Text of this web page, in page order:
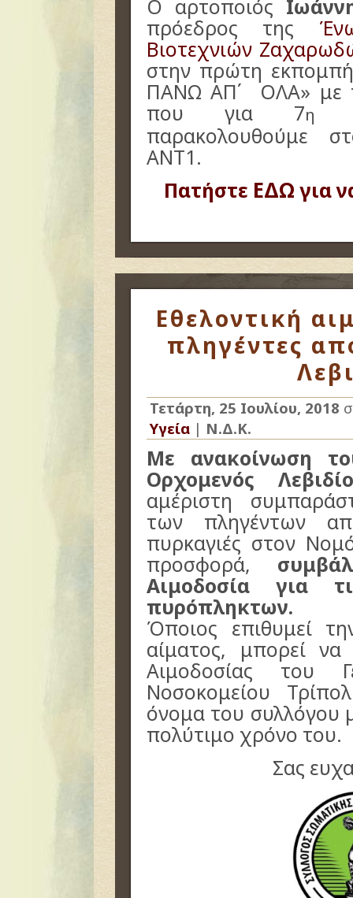
Ο αρτοποιός
πρόεδρος της
Βιοτεχνιών
στην πρώτη εκπομπή
ΠΑΝΩ ΑΠ΄ ΟΛΑ» με
που για 7η
παρακολουθούμε
ΑNT1.
Πατήστε ΕΔΩ για
Εθελοντική
πληγέντες
Τετάρτη, 25 Ιουλίου, 2018
Υγεία | Ν.Δ.Κ.
Με ανακοίνωση
Ορχομενός
αμέριστη
των πληγέντων
πυρκαγιές στον
προσφορά,
Αιμοδοσία για
πυρόπληκτων.
Όποιος επιθυμεί
αίματος, μπορεί
Αιμοδοσίας του
Νοσοκομείου
όνομα του συλλόγου
πολύτιμο χρόνο του.
Σας